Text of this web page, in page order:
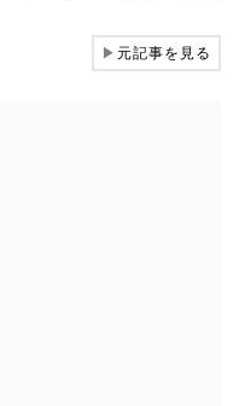
▶元記事を見る